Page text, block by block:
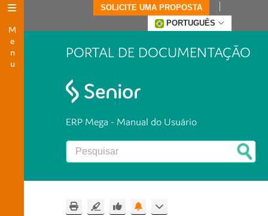
Menu
SOLICITE UMA PROPOSTA
PORTUGUÊS
PORTAL DE DOCUMENTAÇÃO
ERP Mega - Manual do Usuário